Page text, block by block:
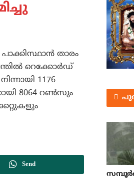
താരം
പന്തില്‍ റെക്കോര്‍ഡ്
1176
8064 റണ്‍സും
Send